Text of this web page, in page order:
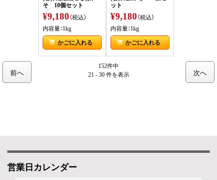
そ 10個セット
¥9,180（税込）
内容量：1kg
かごに入れる
ット
¥9,180（税込）
内容量：1kg
かごに入れる
152件中
21 - 30 件を表示
前へ 次へ
営業日カレンダー